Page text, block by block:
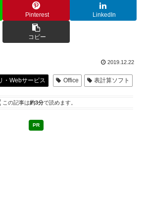
Pinterest LinkedIn
コピー
2019.12.22
・Webサービス Office 表計算ソフト
この記事は約3分で読めます。
PR